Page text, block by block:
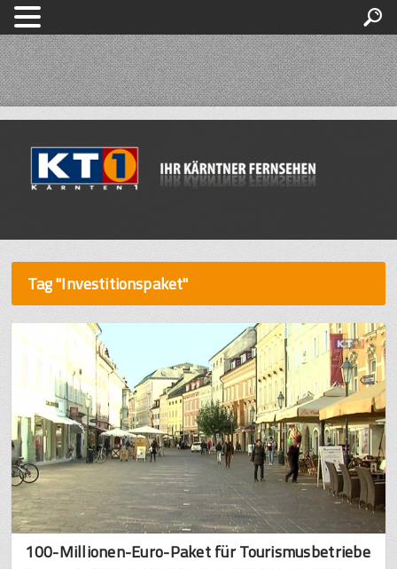
Tag "Investitionspaket"
100-Millionen-Euro-Paket für Tourismusbetriebe